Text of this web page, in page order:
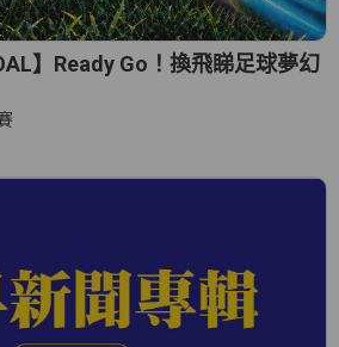
】Ready Go！換飛睇足球夢幻